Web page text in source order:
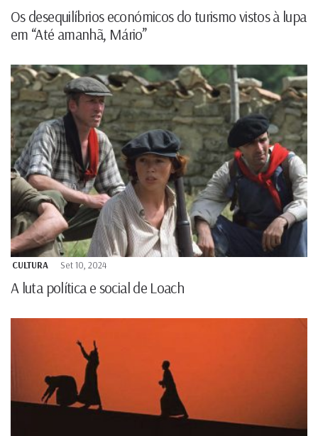
Os desequilíbrios económicos do turismo vistos à lupa
em “Até amanhã, Mário”
CULTURA Set 10, 2024
A luta política e social de Loach